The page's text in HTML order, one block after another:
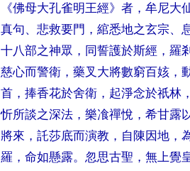
《佛母大孔雀明王經》者 ，牟尼大
真句、悲救要門 ，綰悉地之玄宗、
十八部之神眾 ， 同誓護於斯經 ，羅
慈心而警衛 ，藥叉大將數窮百姟 ，
首 ，捧香花於舍衛 ， 起淨念於祇林
忻所談之深法 ，樂飡禪悅 ，希甘露
將來 ，託莎底而演教 ， 自陳因地 ，
羅 ，命如懸露。忽思古聖 ，無上覺